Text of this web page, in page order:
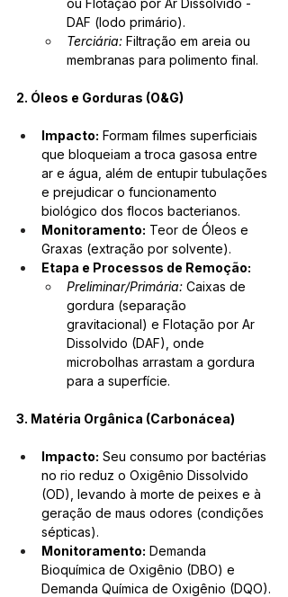
ou Flotação por Ar Dissolvido -
DAF (lodo primário).
Terciária: Filtração em areia ou
membranas para polimento final.
2. Óleos e Gorduras (O&G)
Impacto: Formam filmes superficiais
que bloqueiam a troca gasosa entre
ar e água, além de entupir tubulações
e prejudicar o funcionamento
biológico dos flocos bacterianos.
Monitoramento: Teor de Óleos e
Graxas (extração por solvente).
Etapa e Processos de Remoção:
Preliminar/Primária: Caixas de
gordura (separação
gravitacional) e Flotação por Ar
Dissolvido (DAF), onde
microbolhas arrastam a gordura
para a superfície.
3. Matéria Orgânica (Carbonácea)
Impacto: Seu consumo por bactérias
no rio reduz o Oxigênio Dissolvido
(OD), levando à morte de peixes e à
geração de maus odores (condições
sépticas).
Monitoramento: Demanda
Bioquímica de Oxigênio (DBO) e
Demanda Química de Oxigênio (DQO).